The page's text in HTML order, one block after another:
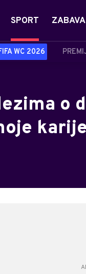
SPORT
WC 2026
ZABAVA
o